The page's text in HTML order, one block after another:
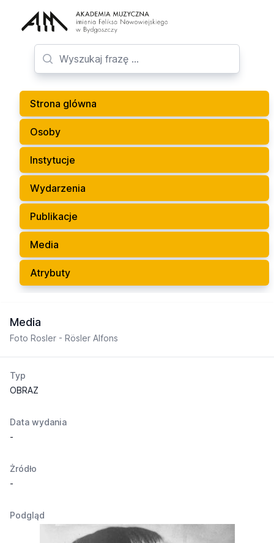
Strona glówna
Osoby
Instytucje
Wydarzenia
Publikacje
Media
Atrybuty
Media
Foto Rosler - Rösler Alfons
Typ
OBRAZ
Data wydania
-
Żródło
-
Podgląd